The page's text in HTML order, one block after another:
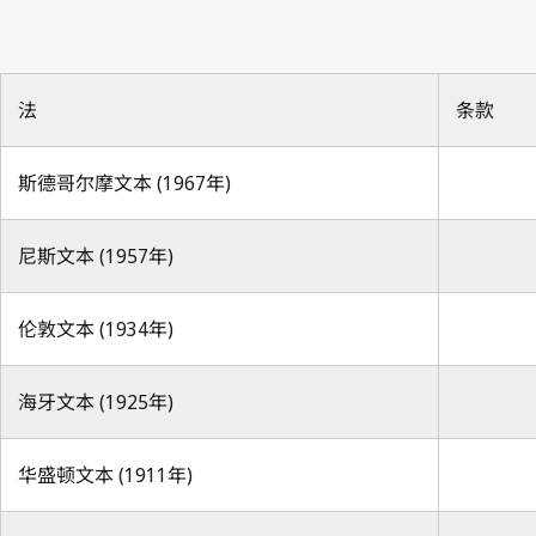
法 条款
斯德哥尔摩文本 (1967年)
尼斯文本 (1957年)
伦敦文本 (1934年)
海牙文本 (1925年)
华盛顿文本 (1911年)